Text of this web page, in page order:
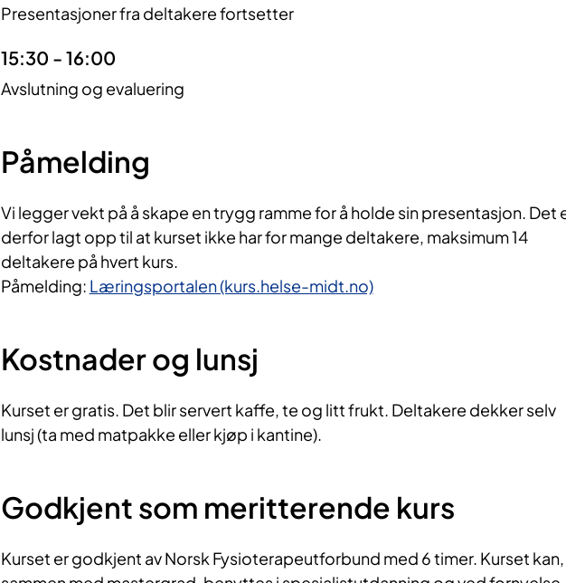
Presentasjoner fra deltakere fortsetter
15:30 - 16:00
Avslutning og evaluering
Påmelding
Vi legger vekt på å skape en trygg ramme for å holde sin presentasjon. Det
derfor lagt opp til at kurset ikke har for mange deltakere, maksimum 14
deltakere på hvert kurs.
Påmelding: Læringsportalen (kurs.helse-midt.no)
Kostnader og lunsj
Kurset er gratis. Det blir servert kaffe, te og litt frukt. Deltakere dekker selv
lunsj (ta med matpakke eller kjøp i kantine).
Godkjent som meritterende kurs
Kurset er godkjent av Norsk Fysioterapeutforbund med 6 timer. Kurset kan,